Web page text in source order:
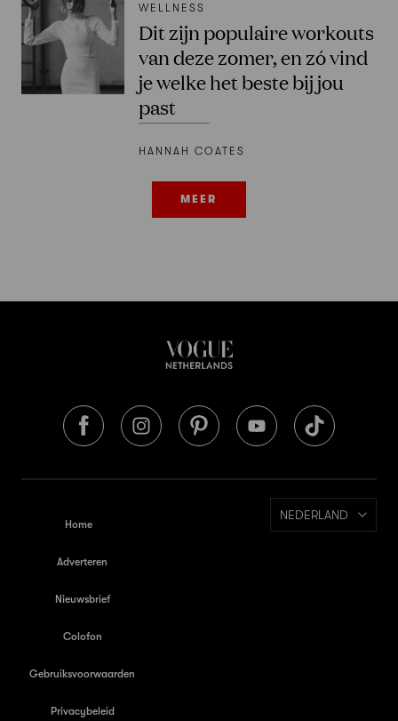
WELLNESS
Dit zijn populaire workouts
van deze zomer, en zó vind
je welke het beste bij jou
past
HANNAH COATES
MEER
Home
Adverteren
Nieuwsbrief
Colofon
Gebruiksvoorwaarden
Privacybeleid
NEDERLAND